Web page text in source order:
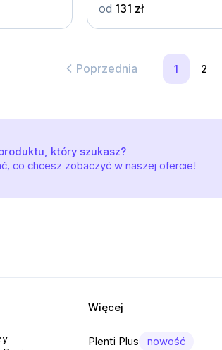
od 131 zł
Poprzednia 1 2
który szukasz?
co chcesz zobaczyć w naszej ofercie!
Więcej
Plenti Plus nowość